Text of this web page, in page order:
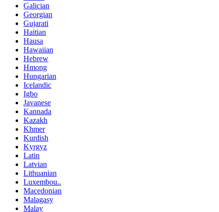
Galician
Georgian
Gujarati
Haitian
Hausa
Hawaiian
Hebrew
Hmong
Hungarian
Icelandic
Igbo
Javanese
Kannada
Kazakh
Khmer
Kurdish
Kyrgyz
Latin
Latvian
Lithuanian
Luxembou..
Macedonian
Malagasy
Malay